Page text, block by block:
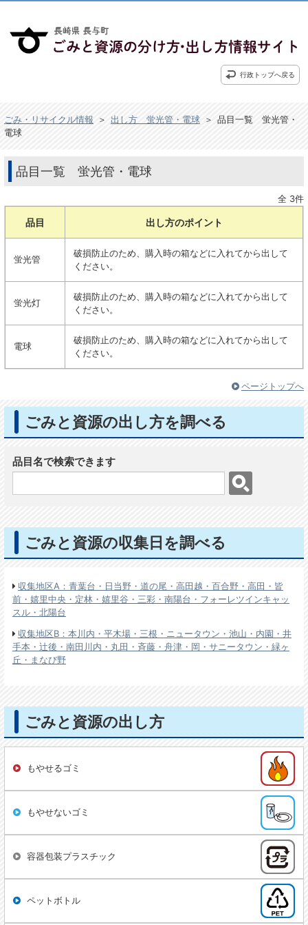
行政トップへ戻る
ごみ・リサイクル情報 ＞ 出し方 蛍光管・電球 ＞ 品目一覧 蛍光管・
電球
品目一覧 蛍光管・電球
全 3件
品目 出し方のポイント
蛍光管
破損防止のため、購入時の箱などに入れてから出して
ください。
蛍光灯
破損防止のため、購入時の箱などに入れてから出して
ください。
電球
破損防止のため、購入時の箱などに入れてから出して
ください。
ページトップへ
ごみと資源の出し方を調べる
品目名で検索できます
ごみと資源の収集日を調べる
収集地区A：青葉台・日当野・道の尾・高田越・百合野・高田・皆
前・嬉里中央・定林・嬉里谷・三彩・南陽台・フォーレツインキャッ
スル・北陽台
収集地区B：本川内・平木場・三根・ニュータウン・池山・内園・井
手本・辻後・南田川内・丸田・斉藤・舟津・岡・サニータウン・緑ヶ
丘・まなび野
ごみと資源の出し方
もやせるゴミ
もやせないゴミ
容器包装プラスチック
ペットボトル